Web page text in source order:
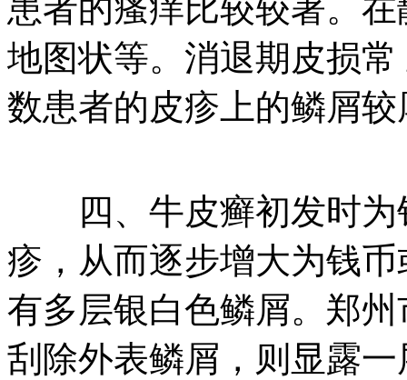
患者的瘙痒比较较著。
地图状等。消退期皮损
数患者的皮疹上的鳞屑
四、牛皮癣初发时为
疹，从而逐步增大为钱
有多层银白色鳞屑。郑
刮除外表鳞屑，则显露